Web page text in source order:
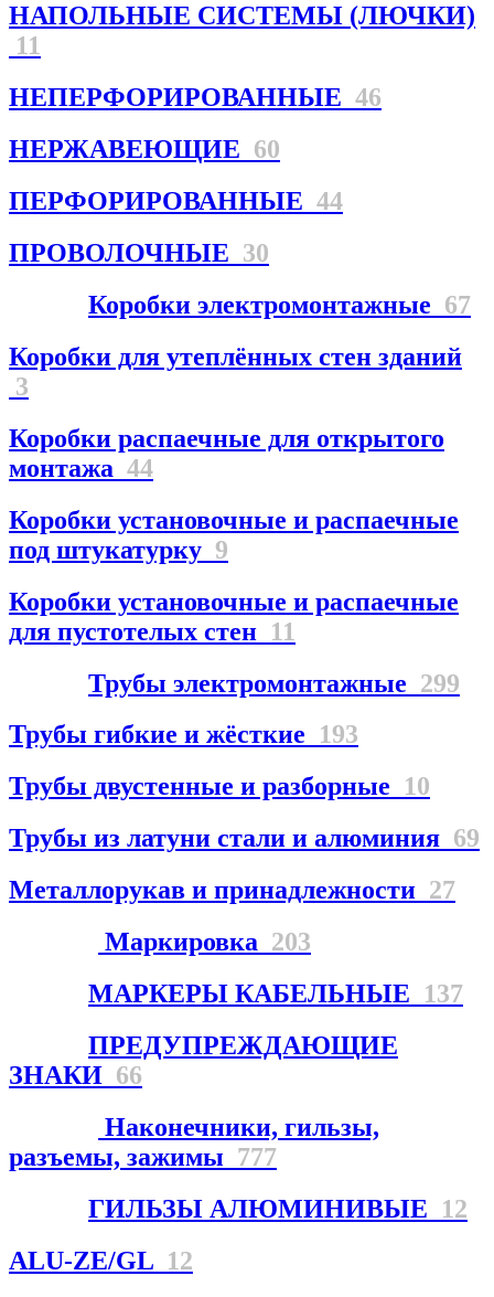
НАПОЛЬНЫЕ СИСТЕМЫ (ЛЮЧКИ)
11
НЕПЕРФОРИРОВАННЫЕ 46
НЕРЖАВЕЮЩИЕ 60
ПЕРФОРИРОВАННЫЕ 44
ПРОВОЛОЧНЫЕ 30
Коробки электромонтажные 67
Коробки для утеплённых стен зданий
3
Коробки распаечные для открытого
монтажа 44
Коробки установочные и распаечные
под штукатурку 9
Коробки установочные и распаечные
для пустотелых стен 11
Трубы электромонтажные 299
Трубы гибкие и жёсткие 193
Трубы двустенные и разборные 10
Трубы из латуни стали и алюминия 69
Металлорукав и принадлежности 27
Маркировка 203
МАРКЕРЫ КАБЕЛЬНЫЕ 137
ПРЕДУПРЕЖДАЮЩИЕ
ЗНАКИ 66
Наконечники, гильзы,
разъемы, зажимы 777
ГИЛЬЗЫ АЛЮМИНИВЫЕ 12
ALU-ZE/GL 12